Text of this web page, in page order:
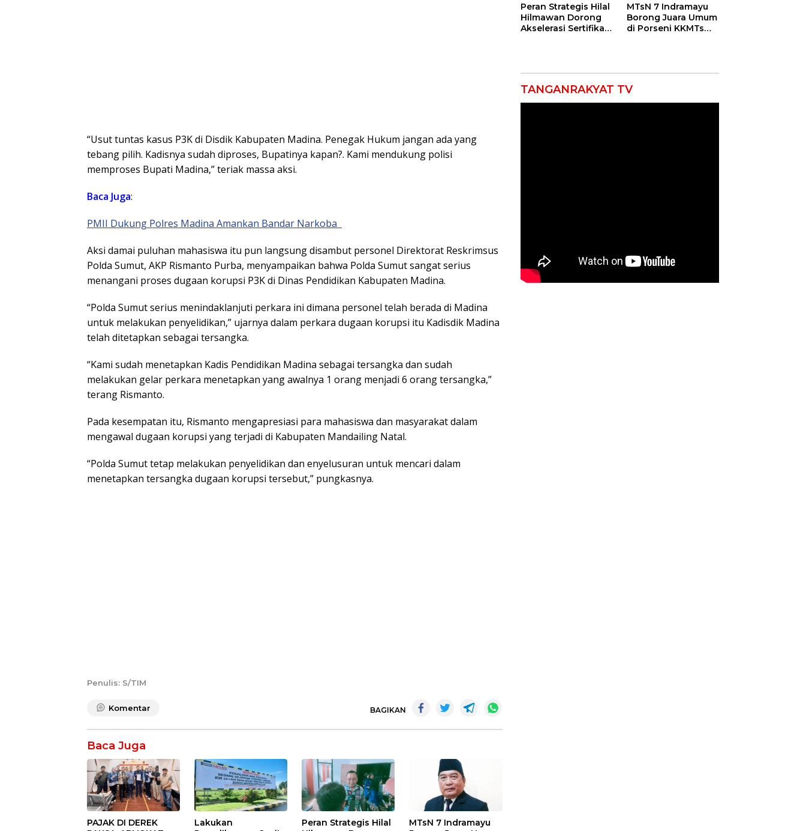
“Usut tuntas kasus P3K di Disdik Kabupaten Madina. Penegak Hukum jangan ada yang
tebang pilih. Kadisnya sudah diproses, Bupatinya kapan?. Kami mendukung polisi
memproses Bupati Madina,” teriak massa aksi.
Baca Juga:
PMII Dukung Polres Madina Amankan Bandar Narkoba
Aksi damai puluhan mahasiswa itu pun langsung disambut personel Direktorat Reskrimsus
Polda Sumut, AKP Rismanto Purba, menyampaikan bahwa Polda Sumut sangat serius
menangani proses dugaan korupsi P3K di Dinas Pendidikan Kabupaten Madina.
“Polda Sumut serius menindaklanjuti perkara ini dimana personel telah berada di Madina
untuk melakukan penyelidikan,” ujarnya dalam perkara dugaan korupsi itu Kadisdik Madina
telah ditetapkan sebagai tersangka.
“Kami sudah menetapkan Kadis Pendidikan Madina sebagai tersangka dan sudah
melakukan gelar perkara menetapkan yang awalnya 1 orang menjadi 6 orang tersangka,”
terang Rismanto.
Pada kesempatan itu, Rismanto mengapresiasi para mahasiswa dan masyarakat dalam
mengawal dugaan korupsi yang terjadi di Kabupaten Mandailing Natal.
“Polda Sumut tetap melakukan penyelidikan dan enyelusuran untuk mencari dalam
menetapkan tersangka dugaan korupsi tersebut,” pungkasnya.
Penulis: S/TIM
Komentar BAGIKAN
Baca Juga
PAJAK DI DEREK
Lakukan
Peran Strategis Hilal
MTsN 7 Indramayu
Peran Strategis Hilal
Hilmawan Dorong
Akselerasi Sertifikasi
Indramayu
MTsN 7 Indramayu
Borong Juara Umum
di Porseni KKMTs
TANGANRAKYAT TV